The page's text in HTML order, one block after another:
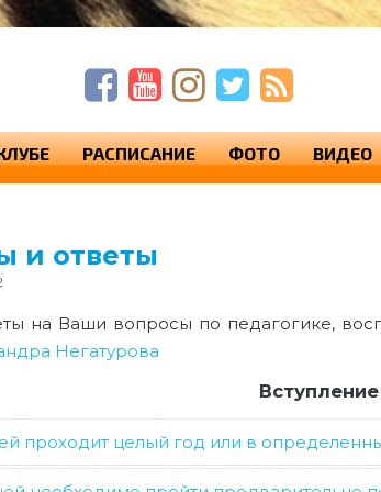
РАСПИСАНИЕ ФОТО ВИДЕО
и ответы
на Ваши вопросы по педагогике,
Негатурова
проходит целый год или в